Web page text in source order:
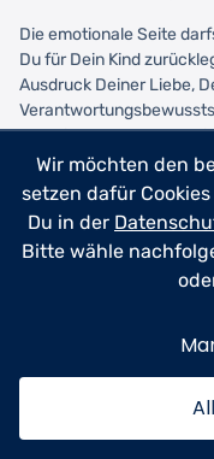
Die emotionale Seite
Du für Dein Kind
Ausdruck Deiner Liebe,
und Dir selbst das
Stehende für seine
Der beste Zeitpunkt zu
nächsten Monat, nicht
Heute. Selbst wenn Du
der Anfang von etwas
Dein Kind wird es Dir
nicht mit 10. Aber wenn
Wir möchten den
setzen dafür
Du in der
Bitte wähle